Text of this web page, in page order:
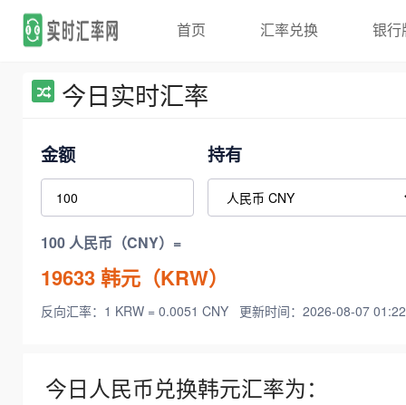
首页 汇率兑换 银行
今日实时汇率
金额 持有
100 人民币（CNY）=
19633韩元（KRW）
反向汇率：1 KRW = 0.0051 CNY 更新时间：2026-08-07
今日人民币兑换韩元汇率为：